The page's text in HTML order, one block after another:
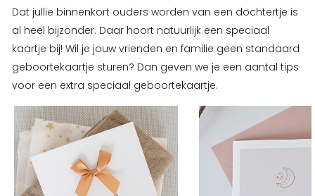
Dat jullie binnenkort ouders worden van een dochtertje is
al heel bijzonder. Daar hoort natuurlijk een speciaal
kaartje bij! Wil je jouw vrienden en familie geen standaard
geboortekaartje sturen? Dan geven we je een aantal tips
voor een extra speciaal geboortekaartje.